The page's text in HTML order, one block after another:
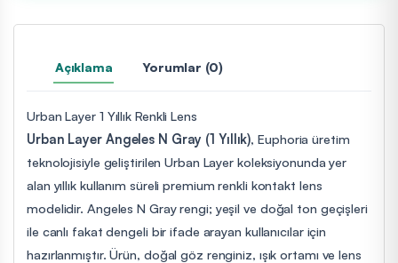
Açıklama Yorumlar (0)
Urban Layer 1 Yıllık Renkli Lens
Urban Layer Angeles N Gray (1 Yıllık), Euphoria üretim
teknolojisiyle geliştirilen Urban Layer koleksiyonunda yer
alan yıllık kullanım süreli premium renkli kontakt lens
modelidir. Angeles N Gray rengi; yeşil ve doğal ton geçişleri
ile canlı fakat dengeli bir ifade arayan kullanıcılar için
hazırlanmıştır. Ürün, doğal göz renginiz, ışık ortamı ve lens